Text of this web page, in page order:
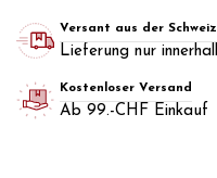
Versant aus der Schweiz
Lieferung nur
Kostenloser Versand
Ab 99.-CHF Einkauf